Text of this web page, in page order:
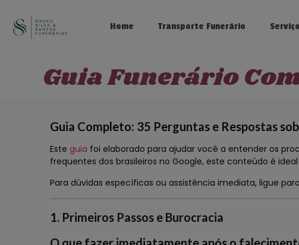
Home Transporte Funerário
Guia Funerário
Guia Completo: 35 Perguntas e Respostas
Este guia foi elaborado para ajudar você a entender os
frequentes dos brasileiros no Google, este conteúdo é
Para dúvidas específicas ou assistência imediata, ligue
1. Primeiros Passos e Burocracia